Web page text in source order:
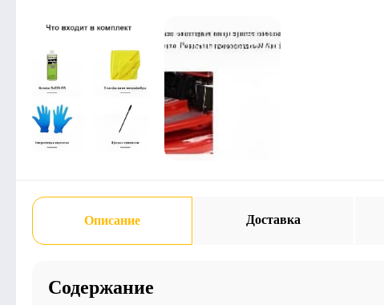
Описание Доставка
Содержание